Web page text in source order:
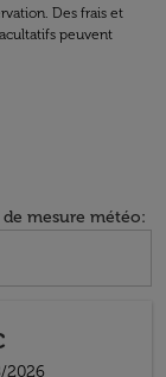
Des frais et
peuvent
mesure météo:
2026